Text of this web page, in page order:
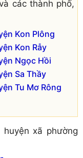
các thành phố,
Kon Plông
Kon Rẫy
Ngọc Hồi
Sa Thầy
Tu Mơ Rông
xã phường